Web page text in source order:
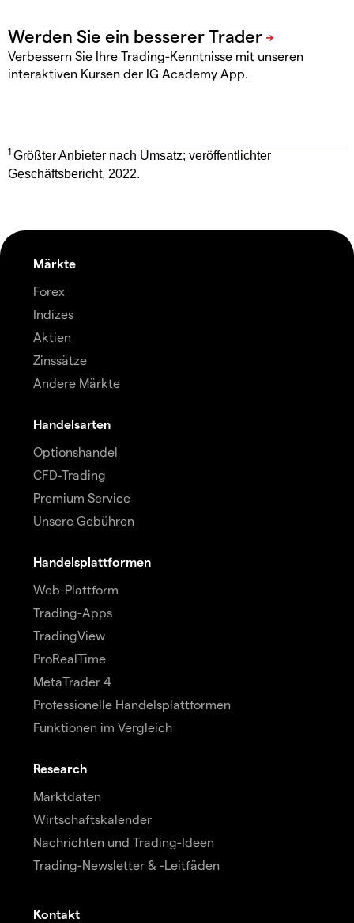
Verbessern Sie Ihre Trading-Kenntnisse mit unseren
interaktiven Kursen der IG Academy App.
1 Größter Anbieter nach Umsatz; veröffentlichter
Geschäftsbericht, 2022.
Märkte
Forex
Indizes
Aktien
Zinssätze
Andere Märkte
Handelsarten
Optionshandel
CFD-Trading
Premium Service
Unsere Gebühren
Handelsplattformen
Web-Plattform
Trading-Apps
TradingView
ProRealTime
MetaTrader 4
Professionelle Handelsplattformen
Funktionen im Vergleich
Research
Marktdaten
Wirtschaftskalender
Nachrichten und Trading-Ideen
Trading-Newsletter & -Leitfäden
Kontakt